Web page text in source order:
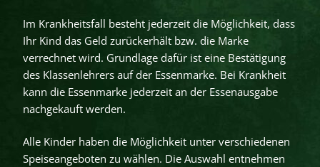
Im Krankheitsfall besteht jederzeit die Möglichkeit, dass
Ihr Kind das Geld zurückerhält bzw. die Marke
verrechnet wird. Grundlage dafür ist eine Bestätigung
des Klassenlehrers auf der Essenmarke. Bei Krankheit
kann die Essenmarke jederzeit an der Essenausgabe
nachgekauft werden.
Alle Kinder haben die Möglichkeit unter verschiedenen
Speiseangeboten zu wählen. Die Auswahl entnehmen